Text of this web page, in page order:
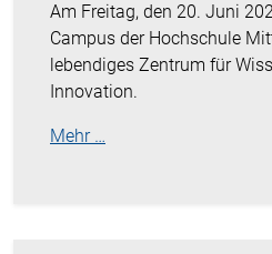
Am Freitag, den 20. Juni
Campus der Hochschule
lebendiges Zentrum für
Innovation.
Mehr …